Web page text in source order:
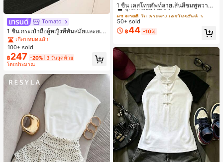
Tomato
1 ชิ้น กระเป๋าถือผู้หญิงที่ทันสมัยและอเน
กประสงค์, กระเป๋าสะพายข้างรูปพระจัน
ทร์เสี้ยวที่น่ารัก, สายสะพายปรับได้, ไม่ร
วมจี้, เหมาะสำหรับผู้หญิงวัยรุ่น - การเ
ดินทาง, การช้อปปิ้ง, ห้องเรียน, การเด
ท, ของขวัญสำหรับผู้หญิง, สำนักงาน, ก
ารทำงาน, สำนักงาน, ธุรกิจ
เกือบหมดแล้ว!
100+ sold
฿247 -20% 3 วันสุดท้าย
โดยประมาณ
1 ชิ้น เคสโทรศัพท์ลายเส้นสีชมพูหวาน
พิมพ์ตัวอักษรเลื่อม กันกระแทก กลิตเตอ
ร์ สำหรับ IPhone 17 Pro Max, 17 Pro,
16 Pro Max, 16 Pro, 15 Pro, 18 Pro, 1
8 Pro Max ตกแต่งหัวใจสไตล์สวยงาม
ลูกค้ากลับมาซื้อซ้ำ!
#3 ขายดี ใน ลายทาง เคสโทรศัพท์
ลูกค้ากลับมาซื้อซ้ำ!
#3 ขายดี ใน ลายทาง เคสโทรศัพท์
ลูกค้ากลับมาซื้อซ้ำ!
#3 ขายดี
ใน ลายทาง เคสโทรศัพท์
50+ sold
฿44 -10%